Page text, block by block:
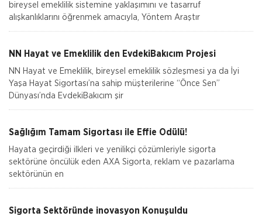
bireysel emeklilik sistemine yaklaşımını ve tasarruf
alışkanlıklarını öğrenmek amacıyla, Yöntem Araştır
NN Hayat ve Emeklilik den EvdekiBakıcım Projesi
NN Hayat ve Emeklilik, bireysel emeklilik sözleşmesi ya da İyi
Yaşa Hayat Sigortası’na sahip müşterilerine “Önce Sen”
Dünyası’nda EvdekiBakıcım şir
Sağlığım Tamam Sigortası ile Effie Ödülü!
Hayata geçirdiği ilkleri ve yenilikçi çözümleriyle sigorta
sektörüne öncülük eden AXA Sigorta, reklam ve pazarlama
sektörünün en
Sigorta Sektöründe inovasyon Konuşuldu